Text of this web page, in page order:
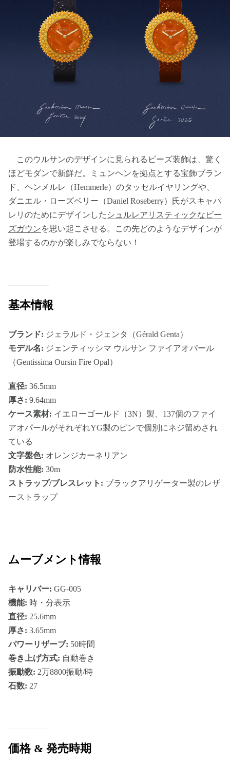
このウルサンのデザインに見られるビーズ装飾は、驚く
ほどモダンで新鮮だ。ミュンヘンを拠点とする宝飾ブラン
ド、ヘンメルレ（Hemmerle）のタッセルイヤリングや、
ダニエル・ローズベリー（Daniel Roseberry）氏がスキャパ
レリのためにデザインした シュルレアリスティックなビー
ズガウンを思い起こさせる。この先どのようなデザインが
登場するのかが楽しみでならない！
基本情報
ブランド: ジェラルド・ジェンタ（Gérald Genta）
モデル名: ジェンティッシマ ウルサン ファイアオパール
（Gentissima Oursin Fire Opal）
直径: 36.5mm
厚さ: 9.64mm
ケース素材: イエローゴールド（3N）製、137個のファイ
アオパールがそれぞれYG製のピンで個別にネジ留めされ
ている
文字盤色: オレンジカーネリアン
防水性能: 30m
ストラップ/ブレスレット: ブラックアリゲーター製のレザ
ーストラップ
ムーブメント情報
キャリバー: GG-005
機能: 時・分表示
直径: 25.6mm
厚さ: 3.65mm
パワーリザーブ: 50時間
巻き上げ方式: 自動巻き
振動数: 2万8800振動/時
石数: 27
価格 & 発売時期